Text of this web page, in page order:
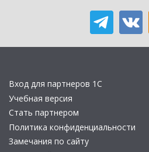
Вход для партнеров 1С
Учебная версия
Стать партнером
Политика конфиденциальности
Замечания по сайту